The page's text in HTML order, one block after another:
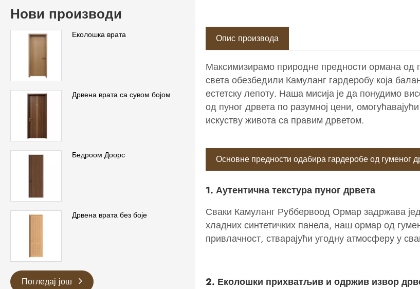
Нови производи
Еколошка врата
Дрвена врата са сувом бојом
Бедроом Доорс
Дрвена врата без боје
Погледај још
Опис производа
Максимизирамо природне предности ормана од
света обезбедили Камуланг гардеробу која
естетску лепоту. Наша мисија је да понудимо
од пуног дрвета по разумној цени,
искуству живота са правим дрветом.
Основне предности одабира гардеробе од гуменог
1. Аутентична текстура пуног дрвета
Сваки Камуланг Руббервоод Ормар задржава
хладних синтетичких панела, наш ормар од
привлачност, стварајући угодну атмосферу у
2. Еколошки прихватљив и одржив извор